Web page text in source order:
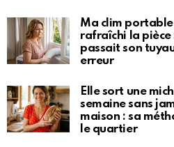
Ma clim portable
rafraîchi la pièce
passait son
erreur
Elle sort une
semaine sans
maison : sa
le quartier